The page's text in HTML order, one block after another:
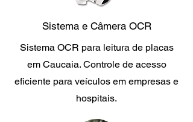
Sistema e Câmera OCR
Sistema OCR para leitura de placas
em Caucaia. Controle de acesso
eficiente para veículos em empresas e
hospitais.